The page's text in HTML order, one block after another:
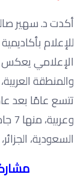
أكدت د. سهير
للإعلام
الإعلامي يعكس
والمنطقة
السعودية،